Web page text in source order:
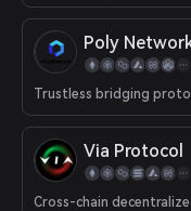
Español (Argentina)
Poly
Trustless bridging
Via Protocol
Cross-chain